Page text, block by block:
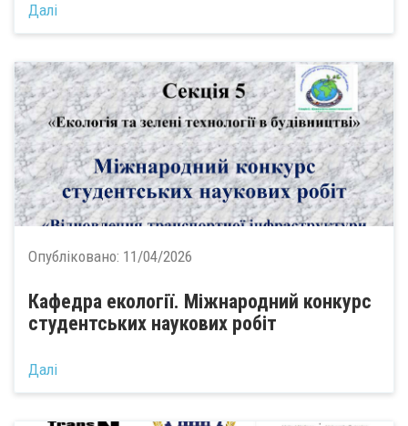
Далі
Опубліковано: 11/04/2026
Кафедра екології. Міжнародний конкурс
студентських наукових робіт
Далі